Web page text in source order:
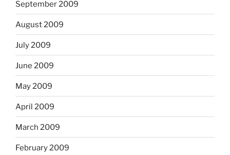
September 2009
August 2009
July 2009
June 2009
May 2009
April 2009
March 2009
February 2009